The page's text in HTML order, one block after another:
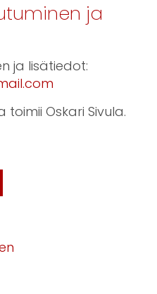
ja
ja lisätiedot:
Oskari Sivula.